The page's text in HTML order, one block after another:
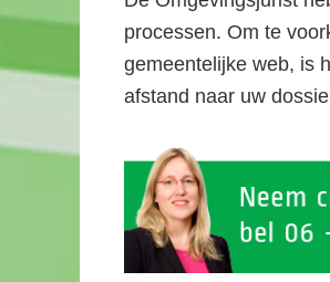
processen. Om te
gemeentelijke web, is
afstand naar uw